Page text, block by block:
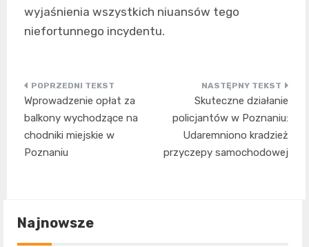
wyjaśnienia wszystkich niuansów tego
niefortunnego incydentu.
Nawigacja
wpisu
Wprowadzenie opłat za
balkony wychodzące na
chodniki miejskie w
Poznaniu
Skuteczne działanie
policjantów w Poznaniu:
Udaremniono kradzież
przyczepy samochodowej
Najnowsze